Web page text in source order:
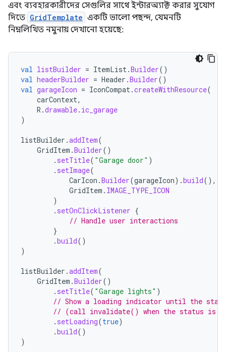
এবং ব্যবহারকারীদের সেগুলির সাথে ইন্টারঅ্যাক্ট করার সুযোগ
দিতে GridTemplate একটি ভালো পছন্দ, যেমনটি
নিম্নলিখিত নমুনায় দেখানো হয়েছে:
val listBuilder = ItemList.Builder()
val headerBuilder = Header .Builder()
val garageIcon = IconCompat.createWithResource(
carContext,
R .drawable. ic_garage
)
listBuilder .addItem(
GridItem .Builder()
. setTitle( "Garage door" )
. setImage(
CarIcon .Builder(garageIcon).build(),
GridItem . IMAGE_TYPE_ICON
)
. setOnClickListener {
// Handle user interactions
}
.build()
)
listBuilder .addItem(
GridItem .Builder()
. setTitle( "Garage lights" )
// Show a loading indicator until the
// (call invalidate() when the status is
. setLoading(true)
.build()
)